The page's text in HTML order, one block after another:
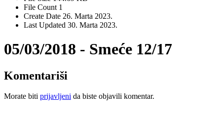
File Count 1
Create Date 26. Marta 2023.
Last Updated 30. Marta 2023.
05/03/2018 - Smeće 12/17
Komentariši
Morate biti prijavljeni da biste objavili komentar.